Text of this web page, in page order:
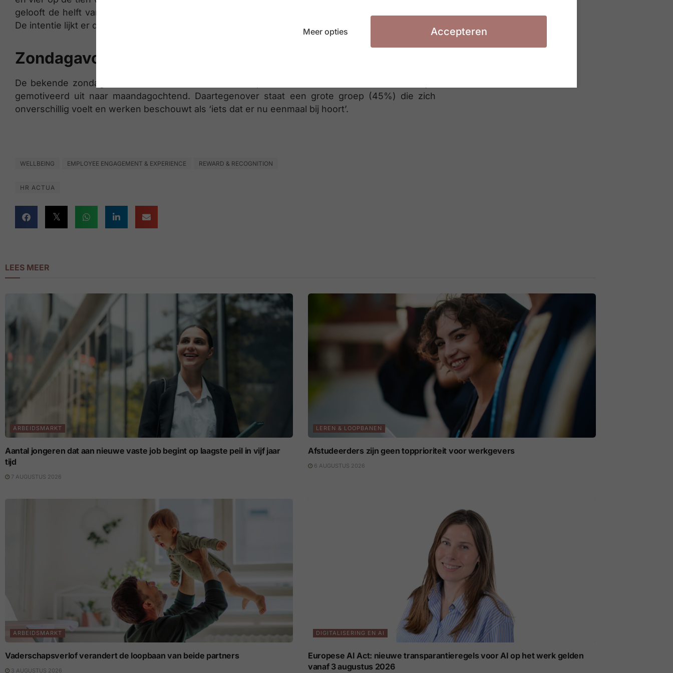
gelooft de helft van de werknemers dat hun werkgever wel degelijk begaan is met hun welzijn.
De intentie lijkt er dus wel, maar de concrete vertaling blijft soms uit.
Zondagavondstress: 16% start de week met goesting
De bekende zondagavondstress is realiteit voor één op de drie werknemers. Slechts 16% kijkt
gemotiveerd uit naar maandagochtend. Daartegenover staat een grote groep (45%) die zich
onverschillig voelt en werken beschouwt als ‘iets dat er nu eenmaal bij hoort’.
WELLBEING EMPLOYEE ENGAGEMENT & EXPERIENCE REWARD & RECOGNITION
HR ACTUA
LEES MEER
ARBEIDSMARKT
Aantal jongeren dat aan nieuwe vaste job begint op laagste peil in vijf jaar
tijd
7 AUGUSTUS 2026
LEREN & LOOPBANEN
Afstudeerders zijn geen topprioriteit voor werkgevers
6 AUGUSTUS 2026
ARBEIDSMARKT
Vaderschapsverlof verandert de loopbaan van beide partners
3 AUGUSTUS 2026
DIGITALISERING EN AI
Europese AI Act: nieuwe transparantieregels voor AI op het werk gelden
vanaf 3 augustus 2026
Meer opties Accepteren